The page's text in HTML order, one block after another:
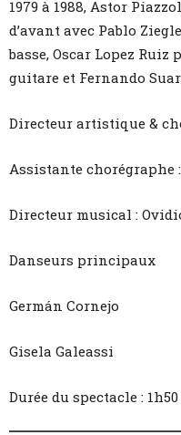
1979 à 1988, Astor
d’avant avec Pablo
basse, Oscar Lopez
guitare et Fernando
Directeur artistique &
Assistante chorégraphe
Directeur musical :
Danseurs principaux
Germán Cornejo
Gisela Galeassi
Durée du spectacle :